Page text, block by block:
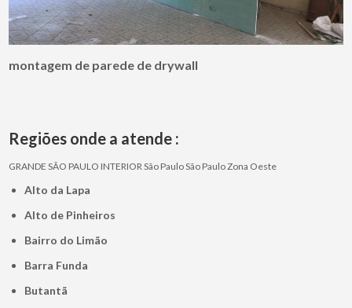
montagem de parede de drywall
Regiões onde a atende :
GRANDE SÃO PAULO INTERIORSão PauloSão PauloZona Oeste
Alto da Lapa
Alto de Pinheiros
Bairro do Limão
Barra Funda
Butantã